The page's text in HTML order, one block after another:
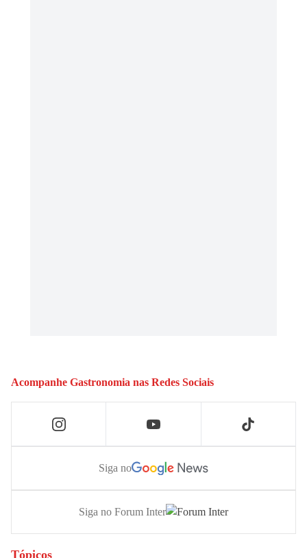
Acompanhe Gastronomia nas Redes Sociais
Siga no
Siga no Forum Inter
Tópicos